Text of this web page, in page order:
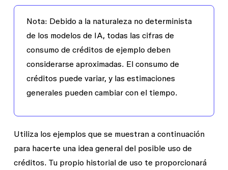
Nota: Debido a la naturaleza no determinista
de los modelos de IA, todas las cifras de
consumo de créditos de ejemplo deben
considerarse aproximadas. El consumo de
créditos puede variar, y las estimaciones
generales pueden cambiar con el tiempo.
Utiliza los ejemplos que se muestran a continuación
para hacerte una idea general del posible uso de
créditos. Tu propio historial de uso te proporcionará